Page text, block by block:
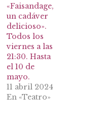
«Faisandage,
un cadáver
delicioso».
Todos los
viernes a las
21:30. Hasta
el 10 de
mayo.
11 abril 2024
En «Teatro»